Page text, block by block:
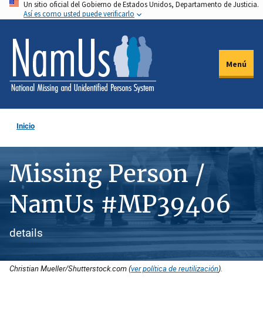
Pasar
al
contenido
principal
Un sitio oficial del Gobierno de Estados Unidos, Departamento de Justicia.
Así es como usted puede verificarlo
Menú
Inicio
Missing Person /
NamUs #MP39406
details
Christian Mueller/Shutterstock.com (ver política de reutilización).